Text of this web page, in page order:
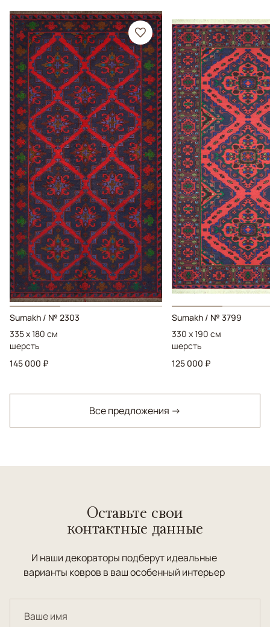
Sumakh / № 2303
335 x 180 см
шерсть
145 000 ₽
Sumakh / № 3799
330 x 190 см
шерсть
125 000 ₽
Все предложения →
Оставьте свои
контактные данные
И наши декораторы подберут идеальные
варианты ковров в ваш особенный интерьер